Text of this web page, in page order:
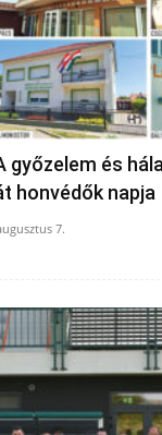
győzelem és
honvédők napja
7.